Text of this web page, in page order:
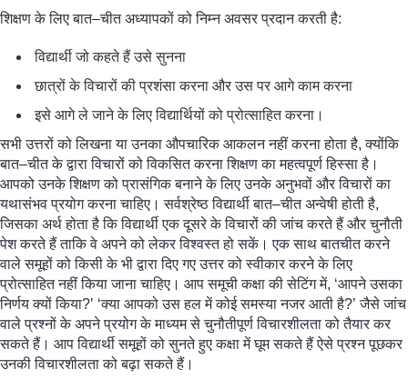
शिक्षण के लिए बात–चीत अध्यापकों को निम्न अवसर प्रदान करती है:
विद्यार्थी जो कहते हैं उसे सुनना
छात्रों के विचारों की प्रशंसा करना और उस पर आगे काम करना
इसे आगे ले जाने के लिए विद्यार्थियों को प्रोत्साहित करना।
सभी उत्तरों को लिखना या उनका औपचारिक आकलन नहीं करना होता है, क्योंकि
बात–चीत के द्वारा विचारों को विकसित करना शिक्षण का महत्वपूर्ण हिस्सा है।
आपको उनके शिक्षण को प्रासंगिक बनाने के लिए उनके अनुभवों और विचारों का
यथासंभव प्रयोग करना चाहिए। सर्वश्रेष्ठ विद्यार्थी बात–चीत अन्वेषी होती है,
जिसका अर्थ होता है कि विद्यार्थी एक दूसरे के विचारों की जांच करते हैं और चुनौती
पेश करते हैं ताकि वे अपने को लेकर विश्वस्त हो सकें। एक साथ बातचीत करने
वाले समूहों को किसी के भी द्वारा दिए गए उत्तर को स्वीकार करने के लिए
प्रोत्साहित नहीं किया जाना चाहिए। आप समूची कक्षा की सेटिंग में, ‘आपने उसका
निर्णय क्यों किया?’ ‘क्या आपको उस हल में कोई समस्या नजर आती है?’ जैसे जांच
वाले प्रश्नों के अपने प्रयोग के माध्यम से चुनौतीपूर्ण विचारशीलता को तैयार कर
सकते हैं। आप विद्यार्थी समूहों को सुनते हुए कक्षा में घूम सकते हैं ऐसे प्रश्न पूछकर
उनकी विचारशीलता को बढ़ा सकते हैं।